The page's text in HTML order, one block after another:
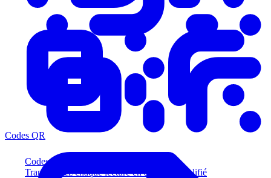
Codes QR
Transformez chaque lecture en acheteur qualifié
Codes QR